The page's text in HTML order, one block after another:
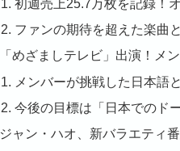
初週売上25.7万枚を記録！
ファンの期待を超えた楽曲
「めざましテレビ」出演！メ
メンバーが挑戦した日本語
今後の目標は「日本でのド
ジャン・ハオ、新バラエティ